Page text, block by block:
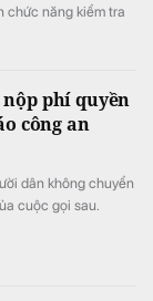
chức năng kiểm tra
phí quyền
công an
dân không chuyển
cuộc gọi sau.